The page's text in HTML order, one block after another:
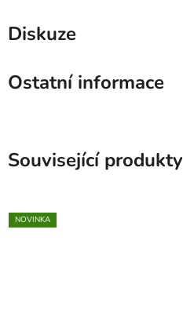
Diskuze
Ostatní informace
Související produkty
NOVINKA